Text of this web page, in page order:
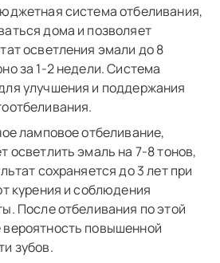
система отбеливания,
дома и позволяет
осветления эмали до 8
за 1-2 недели. Система
улучшения и поддержания
ламповое отбеливание,
осветлить эмаль на 7-8 тонов,
сохраняется до 3 лет при
курения и соблюдения
После отбеливания по этой
повышенной
зубов.